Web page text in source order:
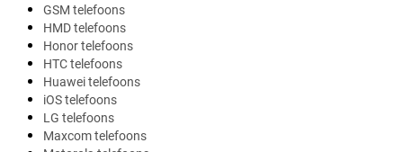
GSM telefoons
HMD telefoons
Honor telefoons
HTC telefoons
Huawei telefoons
iOS telefoons
LG telefoons
Maxcom telefoons